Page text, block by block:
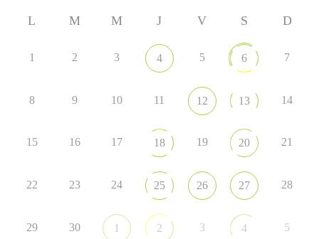
L M M J V S D
1 2 3 4 5 6 7
8 9 10 11 12 13 14
15 16 17 18 19 20 21
22 23 24 25 26 27 28
29 30 1 2 3 4 5